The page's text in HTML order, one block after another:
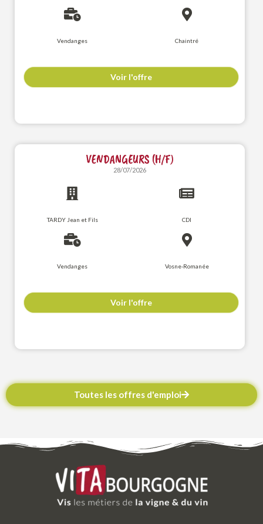
Vendanges Chaintré
Voir l'offre
VENDANGEURS (H/F)
28/07/2026
TARDY Jean et Fils CDI
Vendanges Vosne-Romanée
Voir l'offre
Toutes les offres d'emploi